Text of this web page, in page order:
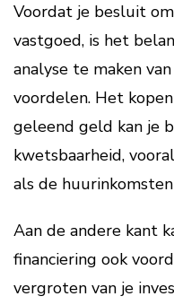
Voordat je besluit
vastgoed, is het
analyse te maken
voordelen. Het
geleend geld kan je
kwetsbaarheid,
als de
Aan de andere kant
financiering ook
vergroten van je